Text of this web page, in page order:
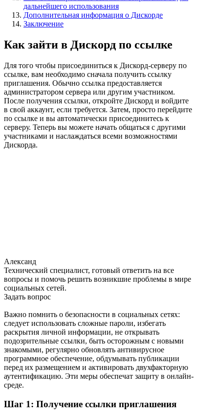
дальнейшего использования
Дополнительная информация о Дискорде
Заключение
Как зайти в Дискорд по ссылке
Для того чтобы присоединиться к Дискорд-серверу по
ссылке, вам необходимо сначала получить ссылку
приглашения. Обычно ссылка предоставляется
администратором сервера или другим участником.
После получения ссылки, откройте Дискорд и войдите
в свой аккаунт, если требуется. Затем, просто перейдите
по ссылке и вы автоматически присоединитесь к
серверу. Теперь вы можете начать общаться с другими
участниками и наслаждаться всеми возможностями
Дискорда.
Александ
Технический специалист, готовый ответить на все
вопросы и помочь решить возникшие проблемы в мире
социальных сетей.
Задать вопрос
Важно помнить о безопасности в социальных сетях:
следует использовать сложные пароли, избегать
раскрытия личной информации, не открывать
подозрительные ссылки, быть осторожным с новыми
знакомыми, регулярно обновлять антивирусное
программное обеспечение, обдумывать публикации
перед их размещением и активировать двухфакторную
аутентификацию. Эти меры обеспечат защиту в онлайн-
среде.
Шаг 1: Получение ссылки приглашения